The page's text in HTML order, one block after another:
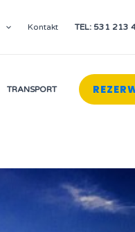
Kontakt TEL: 531 213
TRANSPORT